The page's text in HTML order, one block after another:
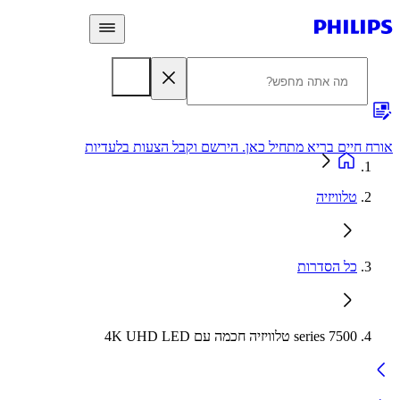
חיים בריא מתחיל כאן. הירשם וקבל הצעות בלעדיות
טלוויזיה
כל הסדרות
7500 series טלוויזיה חכמה עם 4K UHD LED